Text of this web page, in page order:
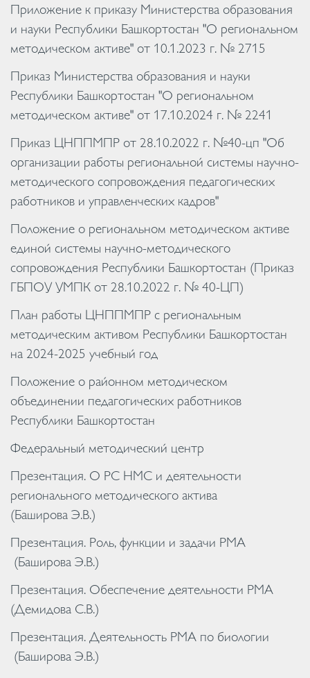
Приложение к приказу Министерства образования
и науки Республики Башкортостан "О региональном
методическом активе" от 10.1.2023 г. № 2715
Приказ Министерства образования и науки
Республики Башкортостан "О региональном
методическом активе" от 17.10.2024 г. № 2241
Приказ ЦНППМПР от 28.10.2022 г. №40-цп "Об
организации работы региональной системы научно-
методического сопровождения педагогических
работников и управленческих кадров"
Положение о региональном методическом активе
единой системы научно-методического
сопровождения Республики Башкортостан (Приказ
ГБПОУ УМПК от 28.10.2022 г. № 40-ЦП)
План работы ЦНППМПР с региональным
методическим активом Республики Башкортостан
на 2024-2025 учебный год
Положение о районном методическом
объединении педагогических работников
Республики Башкортостан
Федеральный методический центр
Презентация. О РС НМС и деятельности
регионального методического актива
(Баширова Э.В.)
Презентация. Роль, функции и задачи РМА
(Баширова Э.В.)
Презентация. Обеспечение деятельности РМА
(Демидова С.В.)
Презентация. Деятельность РМА по биологии
(Баширова Э.В.)